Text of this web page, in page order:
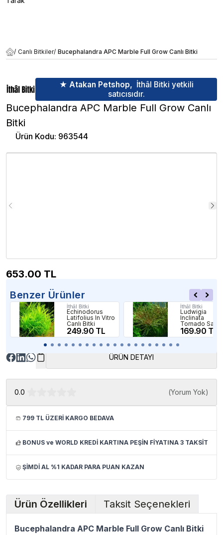
/ Canlı Bitkiler/ Bucephalandra APC Marble Full Grow Canlı Bitki
★ Atakan Petshop, İthâl Bitki yetkili
satıcısıdır.
Bucephalandra APC Marble Full Grow Canlı
Bitki
Ürün Kodu: 963544
653.00 TL
Benzer Ürünler
İthâl Bitki
Echinodorus
Latifolius In Vitro
Canlı Bitki
249.90 TL
İthâl Bitki
Ludwigia
Inclinata
Tornado Saksı
Canlı Bitki
169.90 TL
ÜRÜN DETAYI
0.0 (Yorum Yok)
799 TL ÜZERİ KARGO BEDAVA
BONUS ve WORLD KREDİ KARTINA PEŞİN FİYATINA 3 TAKSİT
ŞİMDİ AL %1 KADAR PARA PUAN KAZAN
Ürün Özellikleri Taksit Seçenekleri
Bucephalandra APC Marble Full Grow Canlı Bitki